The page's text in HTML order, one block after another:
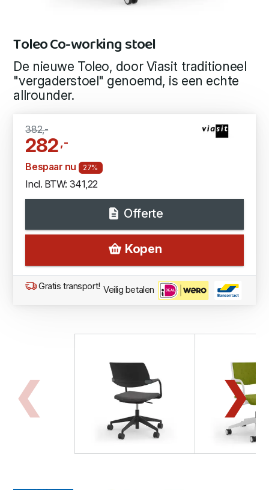
Toleo Co-working stoel
De nieuwe Toleo, door Viasit traditioneel
"vergaderstoel" genoemd, is een echte
allrounder.
382,-
282,-
Bespaar nu 27%
Incl. BTW: 341,22
Offerte
Kopen
Gratis transport! Veilig betalen